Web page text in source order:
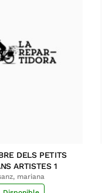
DELS PETITS
ARTISTES 1
mariana